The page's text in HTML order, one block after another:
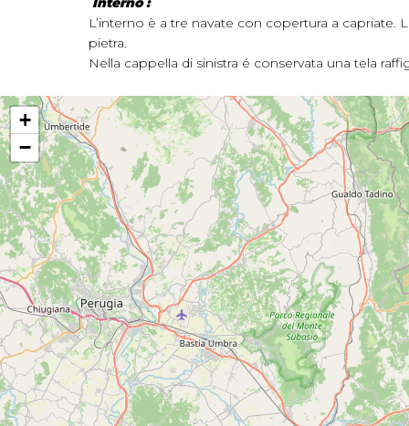
L’interno è a tre navate con copertura a
pietra.
Nella cappella di sinistra é conservata una tela
+
−